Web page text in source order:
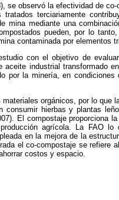
se observó la efectividad de
tratados terciariamente
mina mediante una
pueden, por lo
contaminada por elementos
con el objetivo de
industrial transformado
por la minería, en
orgánicos, por lo que
consumir hierbas y plantas
El compostaje proporciona
agrícola. La FAO
en la mejora de la
el co-compostaje se refiere
costos y espacio.